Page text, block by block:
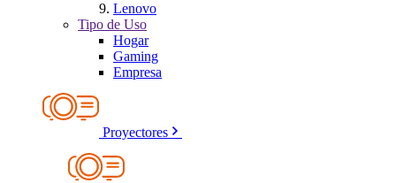
Lenovo
Tipo de Uso
Hogar
Gaming
Empresa
Proyectores